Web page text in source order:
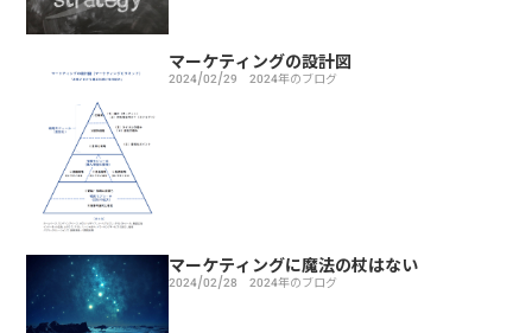
マーケティングの設計図
2024/02/29 2024年のブログ
マーケティングに魔法の杖はない
2024/02/28 2024年のブログ